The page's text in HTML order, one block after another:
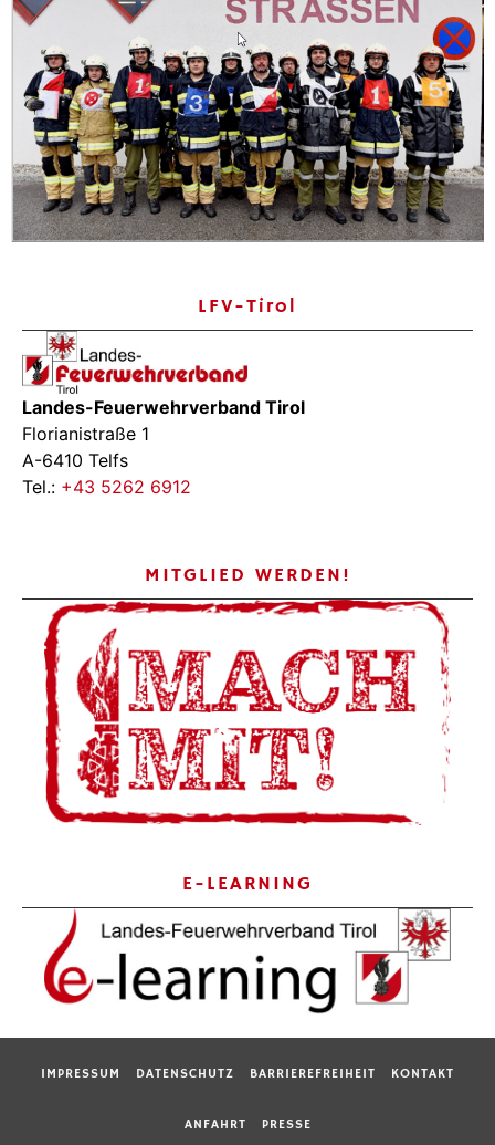
LFV-Tirol
Landes-Feuerwehrverband Tirol
Florianistraße 1
A-6410 Telfs
Tel.: +43 5262 6912
MITGLIED WERDEN!
E-LEARNING
IMPRESSUM DATENSCHUTZ BARRIEREFREIHEIT KONTAKT
ANFAHRT PRESSE